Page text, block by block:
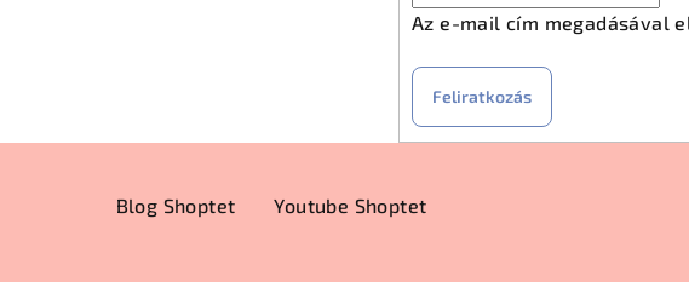
Az e-mail cím megadásával
Feliratkozás
Blog Shoptet Youtube Shoptet